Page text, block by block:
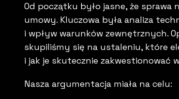
Od początku było jasne, że
umowy. Kluczowa była analiza
i wpływ warunków zewnętrznych.
skupiliśmy się na ustaleniu, które
i jak je skutecznie zakwestionować
Nasza argumentacja miała na celu: